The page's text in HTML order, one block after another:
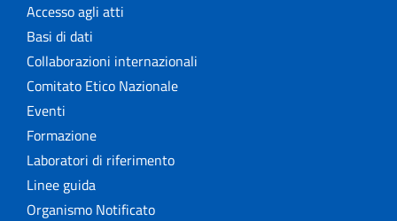
Accesso agli atti
Basi di dati
Collaborazioni internazionali
Comitato Etico Nazionale
Eventi
Formazione
Laboratori di riferimento
Linee guida
Organismo Notificato